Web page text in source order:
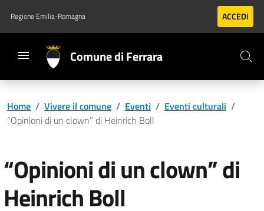
Vai al contenuto principale
Vai al footer
Regione Emilia-Romagna ACCEDI
Comune di Ferrara
Home / Vivere il comune / Eventi / Eventi culturali /
“Opinioni di un clown” di Heinrich Boll
“Opinioni di un clown” di
Heinrich Boll